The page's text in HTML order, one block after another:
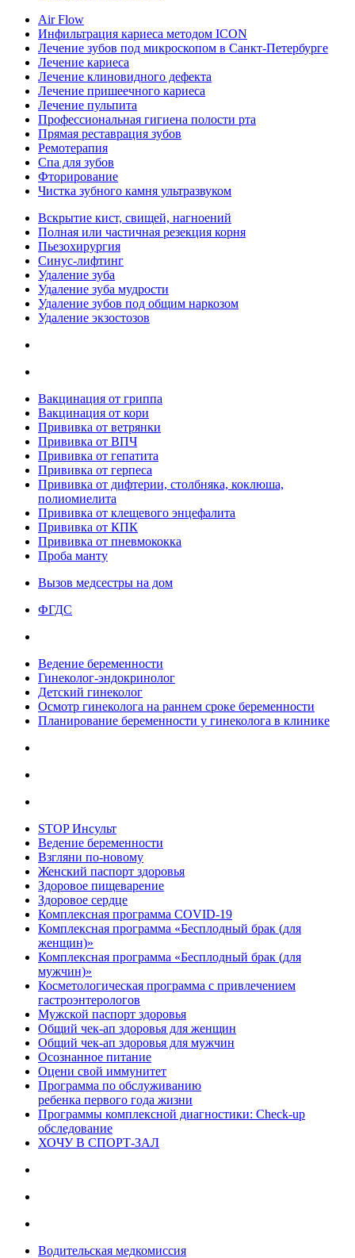
Air Flow
Инфильтрация кариеса методом ICON
Лечение зубов под микроскопом в Санкт-Петербурге
Лечение кариеса
Лечение клиновидного дефекта
Лечение пришеечного кариеса
Лечение пульпита
Профессиональная гигиена полости рта
Прямая реставрация зубов
Ремотерапия
Спа для зубов
Фторирование
Чистка зубного камня ультразвуком
Вскрытие кист, свищей, нагноений
Полная или частичная резекция корня
Пьезохирургия
Синус-лифтинг
Удаление зуба
Удаление зуба мудрости
Удаление зубов под общим наркозом
Удаление экзостозов
Вакцинация от гриппа
Вакцинация от кори
Прививка от ветрянки
Прививка от ВПЧ
Прививка от гепатита
Прививка от герпеса
Прививка от дифтерии, столбняка, коклюша,
полиомиелита
Прививка от клещевого энцефалита
Прививка от КПК
Прививка от пневмококка
Проба манту
Вызов медсестры на дом
ФГДС
Ведение беременности
Гинеколог-эндокринолог
Детский гинеколог
Осмотр гинеколога на раннем сроке беременности
Планирование беременности у гинеколога в клинике
STOP Инсульт
Ведение беременности
Взгляни по-новому
Женский паспорт здоровья
Здоровое пищеварение
Здоровое сердце
Комплексная программа COVID-19
Комплексная программа «Бесплодный брак (для
женщин)»
Комплексная программа «Бесплодный брак (для
мужчин)»
Косметологическая программа с привлечением
гастроэнтерологов
Мужской паспорт здоровья
Общий чек-ап здоровья для женщин
Общий чек-ап здоровья для мужчин
Осознанное питание
Оцени свой иммунитет
Программа по обслуживанию
ребенка первого года жизни
Программы комплексной диагностики: Check-up
обследование
ХОЧУ В CПОРТ-ЗАЛ
Водительская медкомиссия